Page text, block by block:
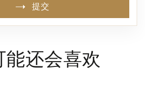
提交
能还会喜欢